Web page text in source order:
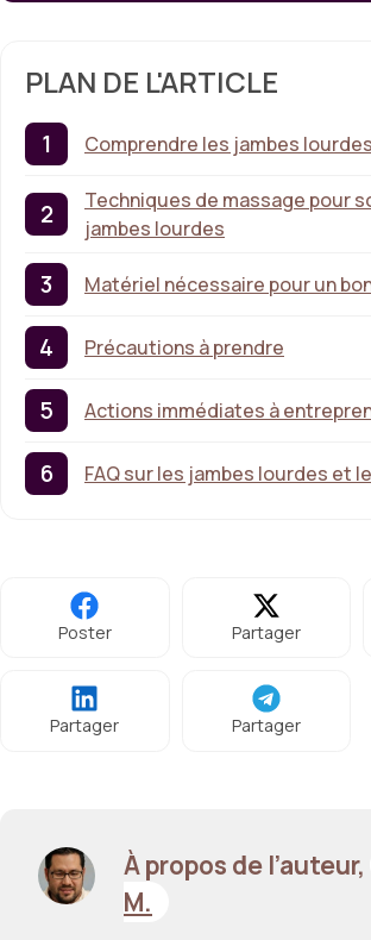
PLAN DE L'ARTICLE
Comprendre les jambes lourdes
Techniques de massage pour
jambes lourdes
Matériel nécessaire pour un
Précautions à prendre
Actions immédiates à
FAQ sur les jambes lourdes et
Poster Partager
Partager Partager
À propos de l’auteur,
M.